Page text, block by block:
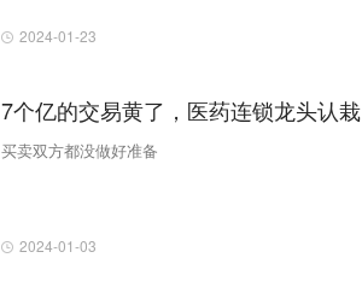
2024-01-23
7个亿的交易黄了，医药连锁龙头认栽
买卖双方都没做好准备
2024-01-03